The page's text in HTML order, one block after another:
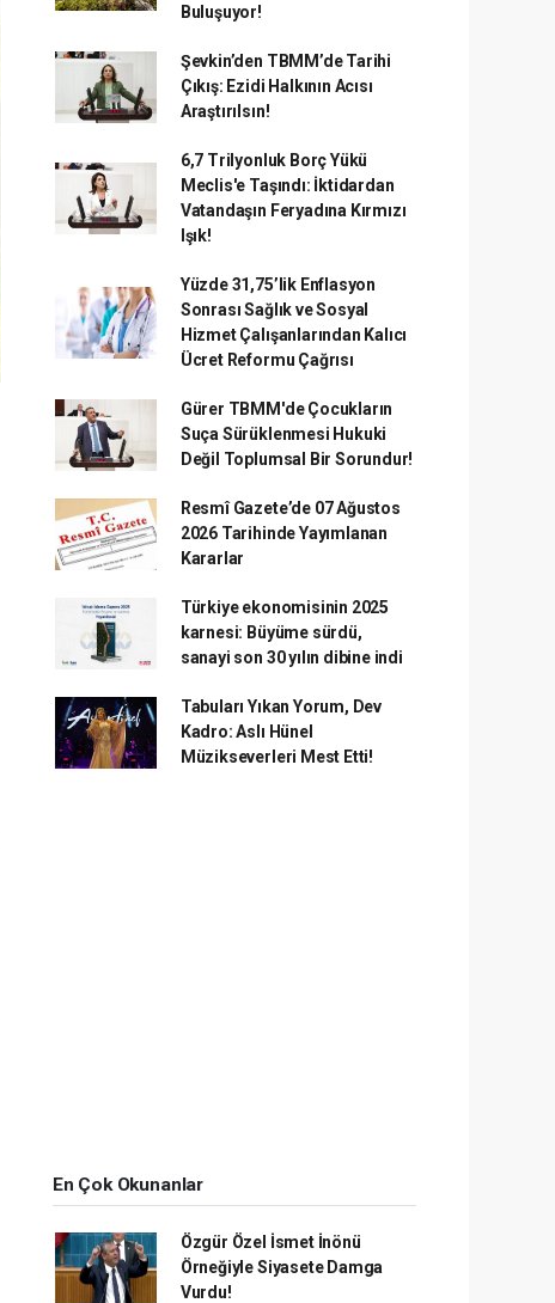
Buluşuyor!
Şevkin’den TBMM’de Tarihi
Çıkış: Ezidi Halkının Acısı
Araştırılsın!
6,7 Trilyonluk Borç Yükü
Meclis'e Taşındı: İktidardan
Vatandaşın Feryadına Kırmızı
Işık!
Yüzde 31,75’lik Enflasyon
Sonrası Sağlık ve Sosyal
Hizmet Çalışanlarından Kalıcı
Ücret Reformu Çağrısı
Gürer TBMM'de Çocukların
Suça Sürüklenmesi Hukuki
Değil Toplumsal Bir Sorundur!
Resmî Gazete’de 07 Ağustos
2026 Tarihinde Yayımlanan
Kararlar
Türkiye ekonomisinin 2025
karnesi: Büyüme sürdü,
sanayi son 30 yılın dibine indi
Tabuları Yıkan Yorum, Dev
Kadro: Aslı Hünel
Müzikseverleri Mest Etti!
En Çok Okunanlar
Özgür Özel İsmet İnönü
Örneğiyle Siyasete Damga
Vurdu!